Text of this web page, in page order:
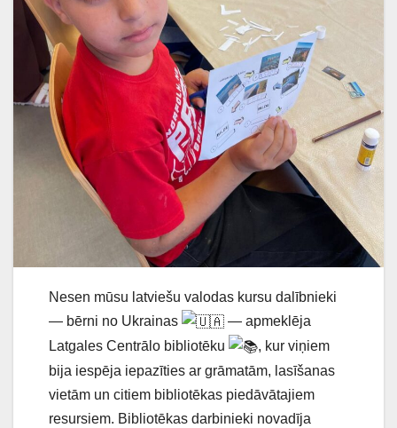
Nesen mūsu latviešu valodas kursu dalībnieki
— bērni no Ukrainas
— apmeklēja
Latgales Centrālo bibliotēku
, kur viņiem
bija iespēja iepazīties ar grāmatām, lasīšanas
vietām un citiem bibliotēkas piedāvātajiem
resursiem. Bibliotēkas darbinieki novadīja